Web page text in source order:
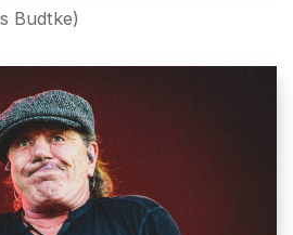
Budtke)